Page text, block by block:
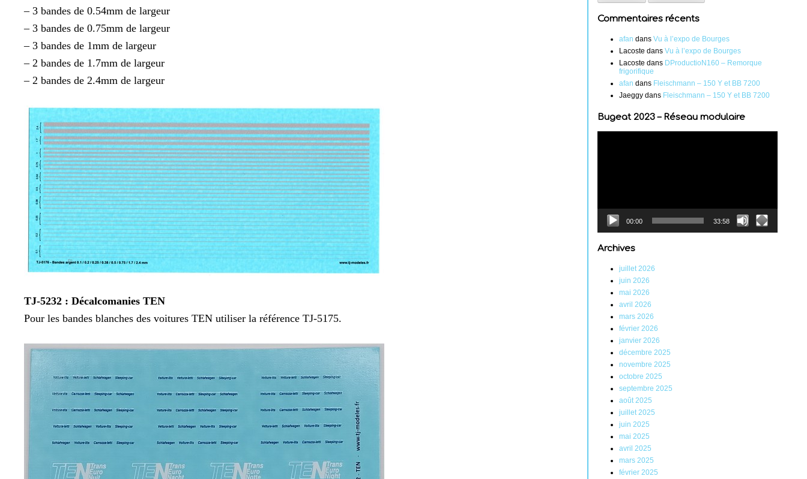
– 3 bandes de 0.54mm de largeur
– 3 bandes de 0.75mm de largeur
– 3 bandes de 1mm de largeur
– 2 bandes de 1.7mm de largeur
– 2 bandes de 2.4mm de largeur
TJ-5232 : Décalcomanies TEN
Pour les bandes blanches des voitures TEN utiliser la référence TJ-5175.
Commentaires récents
afan dans Vu à l’expo de Bourges
Lacoste dans Vu à l’expo de Bourges
Lacoste dans DProductioN160 – Remorque
frigorifique
afan dans Fleischmann – 150 Y et BB 7200
Jaeggy dans Fleischmann – 150 Y et BB 7200
Bugeat 2023 – Réseau modulaire
00:00 33:58
Archives
juillet 2026
juin 2026
mai 2026
avril 2026
mars 2026
février 2026
janvier 2026
décembre 2025
novembre 2025
octobre 2025
septembre 2025
août 2025
juillet 2025
juin 2025
mai 2025
avril 2025
mars 2025
février 2025